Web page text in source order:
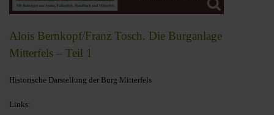
Alois Bernkopf/Franz Tosch. Die Burganlage
Mitterfels – Teil 1
Historische Darstellung der Burg Mitterfels
Links: